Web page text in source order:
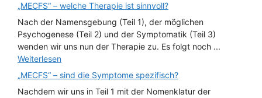
„MECFS“ – welche Therapie ist sinnvoll?
Nach der Namensgebung (Teil 1), der möglichen
Psychogenese (Teil 2) und der Symptomatik (Teil 3)
wenden wir uns nun der Therapie zu. Es folgt noch ...
Weiterlesen
„MECFS“ – sind die Symptome spezifisch?
Nachdem wir uns in Teil 1 mit der Nomenklatur der